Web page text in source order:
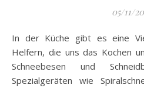
05/11/
In der Küche gibt es eine Vielzahl von Utensilien und
Helfern, die uns das Kochen
Schneebesen und
Spezialgeräten wie